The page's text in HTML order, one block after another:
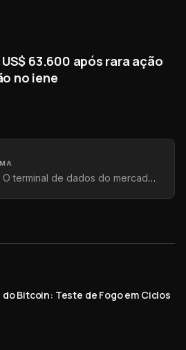
63.600 após rara ação
no iene
O terminal de dados do mercado: métricas on-chain, yields, captações e tendências.
do Bitcoin: Teste de Fogo em Ciclos